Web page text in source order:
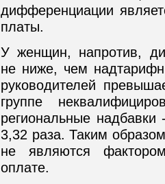
дифференциации
платы.
У женщин, напротив,
не ниже, чем
руководителей
группе
региональные
3,32 раза. Таким
не являются
оплате.